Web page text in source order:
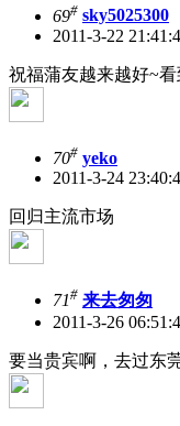
69# sky5025300
2011-3-22
祝福蒲友越来越好~
70# yeko
2011-3-24
回归主流市场
71# 来去匆匆
2011-3-26
要当贵宾啊，去过东